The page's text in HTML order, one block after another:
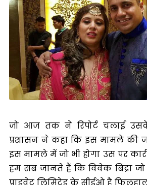
जो आज तक ने रिपोर्ट चलाई
प्रशासन ने कहा कि इस मामले की
इस मामले में जो भी होगा उस पर
हम सब जानते हैं कि विवेक बिंद्रा